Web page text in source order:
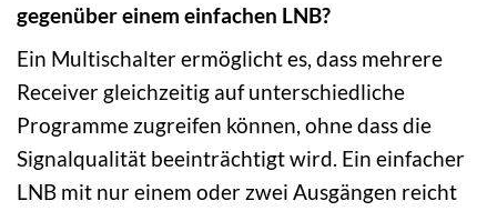
gegenüber einem einfachen LNB?
Ein Multischalter ermöglicht es, dass mehrere
Receiver gleichzeitig auf unterschiedliche
Programme zugreifen können, ohne dass die
Signalqualität beeinträchtigt wird. Ein einfacher
LNB mit nur einem oder zwei Ausgängen reicht